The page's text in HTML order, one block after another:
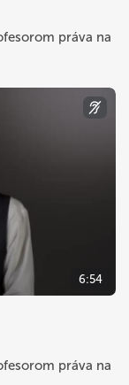
práva na
6:54
práva na